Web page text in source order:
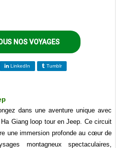
NOS VOYAGES
LinkedIn Tumblr
dans une aventure unique avec
Giang loop tour en Jeep. Ce circuit
une immersion profonde au cœur de
montagneux spectaculaires,